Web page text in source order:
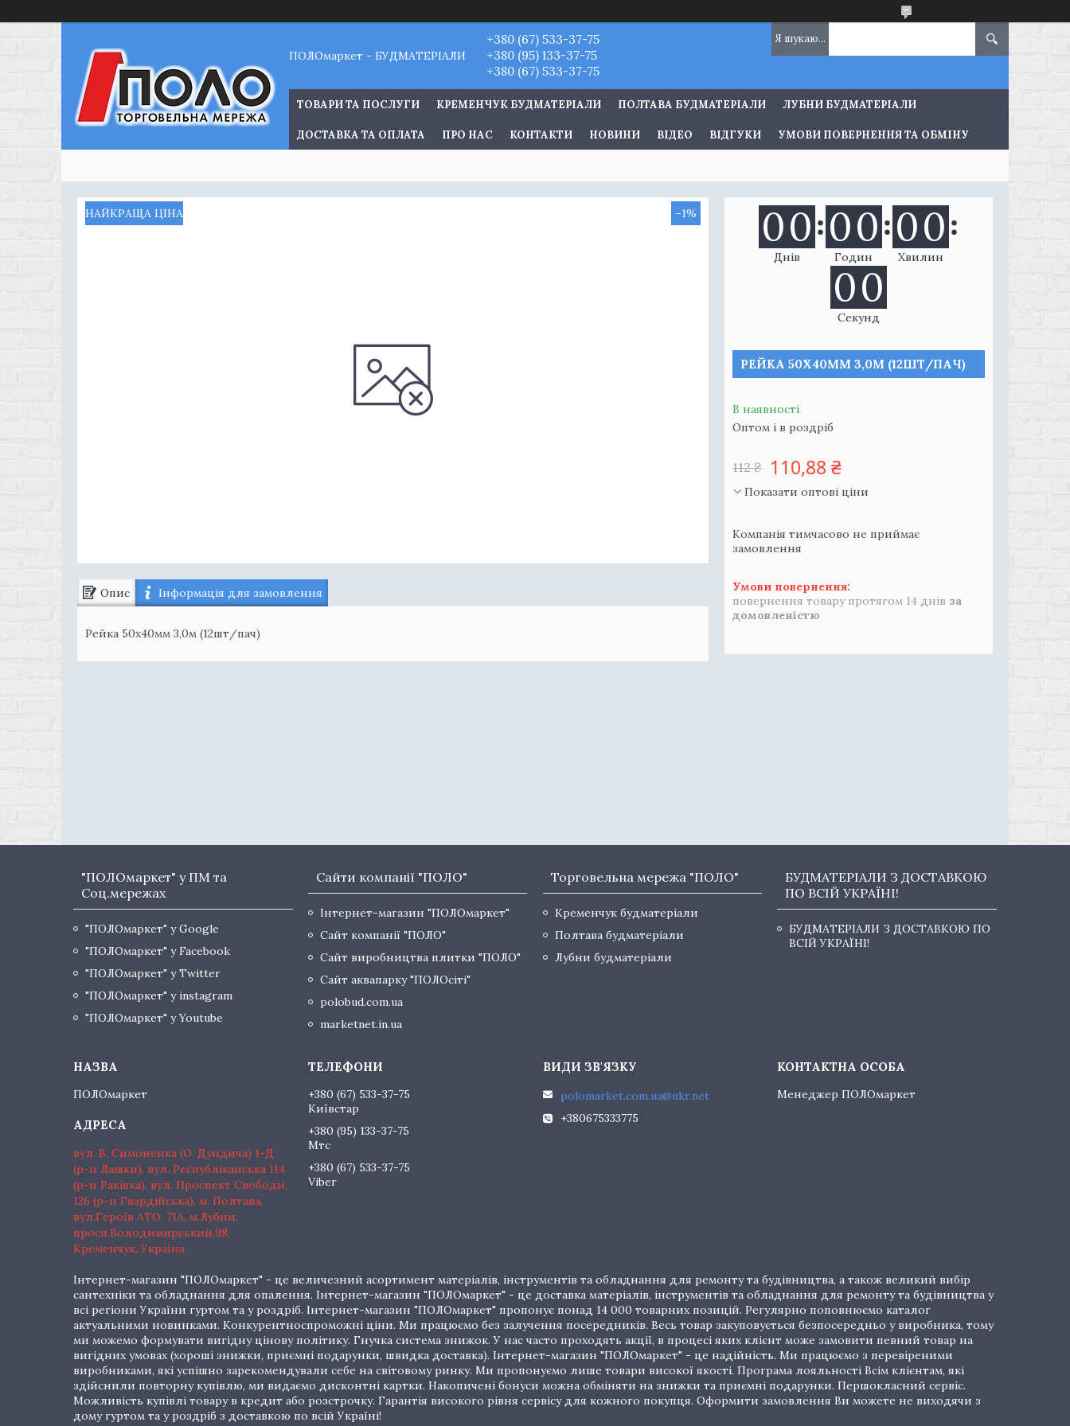
ПОЛОмаркет - БУДМАТЕРІАЛИ
+380 (67) 533-37-75
+380 (95) 133-37-75
+380 (67) 533-37-75
ТОВАРИ ТА ПОСЛУГИ КРЕМЕНЧУК БУДМАТЕРІАЛИ ПОЛТАВА БУДМАТЕРІАЛИ ЛУБНИ БУДМАТЕРІАЛИ
ДОСТАВКА ТА ОПЛАТА ПРО НАС КОНТАКТИ НОВИНИ ВІДЕО ВІДГУКИ УМОВИ ПОВЕРНЕННЯ ТА ОБМІНУ
НАЙКРАЩА ЦІНА –1%
Опис Інформація для замовлення
Рейка 50х40мм 3,0м (12шт/пач)
00
Днів
00
Годин
00
Хвилин
00
Секунд
РЕЙКА 50Х40ММ 3,0М (12ШТ/ПАЧ)
В наявності
Оптом і в роздріб
112 ₴ 110,88 ₴
Показати оптові ціни
Компанія тимчасово не приймає
замовлення
повернення товару протягом 14 днів за
домовленістю
"ПОЛОмаркет" у ПМ та
Соц.мережах
"ПОЛОмаркет" у Google
"ПОЛОмаркет" у Facebook
"ПОЛОмаркет" у Twitter
"ПОЛОмаркет" у instagram
"ПОЛОмаркет" у Youtube
Сайти компанії "ПОЛО"
Інтернет-магазин "ПОЛОмаркет"
Сайт компанії "ПОЛО"
Сайт виробництва плитки "ПОЛО"
Сайт аквапарку "ПОЛОсіті"
polobud.com.ua
marketnet.in.ua
Торговельна мережа "ПОЛО"
Кременчук будматеріали
Полтава будматеріали
Лубни будматеріали
БУДМАТЕРІАЛИ З ДОСТАВКОЮ
ПО ВСІЙ УКРАЇНІ!
БУДМАТЕРІАЛИ З ДОСТАВКОЮ ПО
ВСІЙ УКРАЇНІ!
ПОЛОмаркет
вул. В. Симоненка (О. Дундича) 1-Д
(р-н Лашки), вул. Республіканська 114
(р-н Раківка), вул. Проспект Свободи,
126 (р-н Гвардійська), м. Полтава,
вул.Героїв АТО, 71А, м.Лубни,
просп.Володимирський,98,
Кременчук, Україна
+380 (67) 533-37-75
Київстар
+380 (95) 133-37-75
Мтс
+380 (67) 533-37-75
Viber
polomarket.com.ua@ukr.net
+380675333775
Менеджер ПОЛОмаркет
Інтернет-магазин "ПОЛОмаркет" - це величезний асортимент матеріалів, інструментів та обладнання для ремонту та будівництва, а також великий вибір
сантехніки та обладнання для опалення. Інтернет-магазин "ПОЛОмаркет" - це доставка матеріалів, інструментів та обладнання для ремонту та будівництва у
всі регіони України гуртом та у роздріб. Інтернет-магазин "ПОЛОмаркет" пропонує понад 14 000 товарних позицій. Регулярно поповнюємо каталог
актуальними новинками. Конкурентноспроможні ціни. Ми працюємо без залучення посередників. Весь товар закуповується безпосередньо у виробника, тому
ми можемо формувати вигідну цінову політику. Гнучка система знижок. У нас часто проходять акції, в процесі яких клієнт може замовити певний товар на
вигідних умовах (хороші знижки, приємні подарунки, швидка доставка). Інтернет-магазин "ПОЛОмаркет" - це надійність. Ми працюємо з перевіреними
виробниками, які успішно зарекомендували себе на світовому ринку. Ми пропонуємо лише товари високої якості. Програма лояльності Всім клієнтам, які
здійснили повторну купівлю, ми видаємо дисконтні картки. Накопичені бонуси можна обміняти на знижки та приємні подарунки. Першокласний сервіс.
Можливість купівлі товару в кредит або розстрочку. Гарантія високого рівня сервісу для кожного покупця. Оформити замовлення Ви можете не виходячи з
дому гуртом та у роздріб з доставкою по всій Україні!